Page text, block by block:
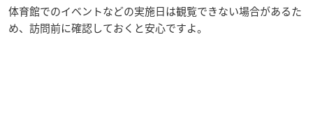
体育館でのイベントなどの実施日は観覧できない場合があるた
め、訪問前に確認しておくと安心ですよ。